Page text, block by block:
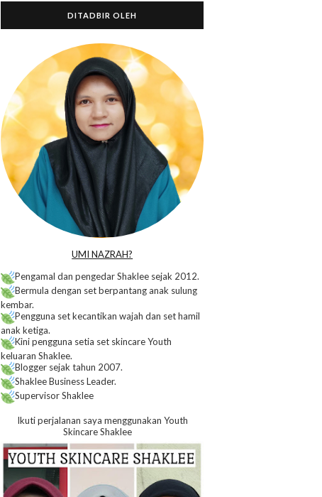
r
DITADBIR OLEH
UMI NAZRAH?
Pengamal dan pengedar Shaklee sejak 2012.
Bermula dengan set berpantang anak sulung
kembar.
Pengguna set kecantikan wajah dan set hamil
anak ketiga.
Kini pengguna setia set skincare Youth
keluaran Shaklee.
Blogger sejak tahun 2007.
Shaklee Business Leader.
Supervisor Shaklee
Ikuti perjalanan saya menggunakan Youth
Skincare Shaklee